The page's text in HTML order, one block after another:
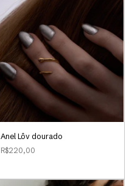
Anel Lôv dourado
R$220,00